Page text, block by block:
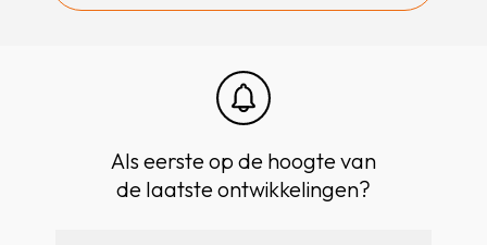
Als eerste op de hoogte van
de laatste ontwikkelingen?